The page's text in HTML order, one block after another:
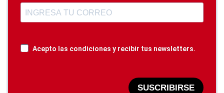
Acepto las condiciones y recibir tus newsletters.
SUSCRIBIRSE